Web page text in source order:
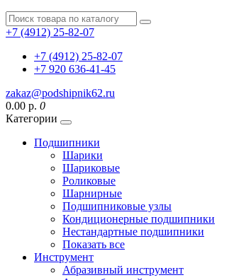
+7 (4912) 25-82-07
+7 (4912) 25-82-07
+7 920 636-41-45
zakaz@podshipnik62.ru
0.00 р. 0
Категории
Подшипники
Шарики
Шариковые
Роликовые
Шарнирные
Подшипниковые узлы
Кондиционерные подшипники
Нестандартные подшипники
Показать все
Инструмент
Абразивный инструмент